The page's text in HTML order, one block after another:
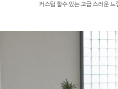
커스텀 할수 있는 고급 스러운